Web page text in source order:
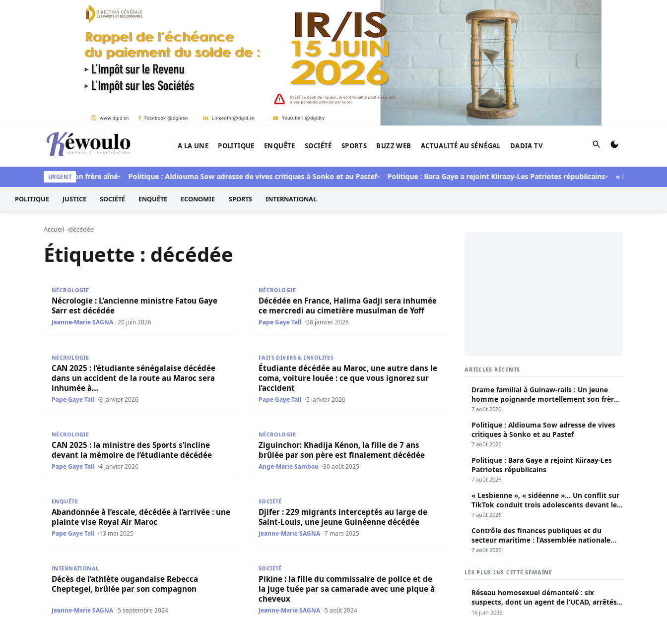
Aller au contenu
Kéwoulo, le premier site d'information et d'investigation de l'Afrique.
A LA UNE POLITIQUE ENQUÊTE SOCIÉTÉ SPORTS BUZZ WEB ACTUALITÉ AU SÉNÉGAL DADIA TV Rechercher
URGENT
mortellement son frère aîné Politique : Aldiouma Sow adresse de vives critiques à Sonko et au Pastef Politique : Bara Gaye a rejoint Kiiraay-Les Patriotes républicains « Lesbienne », «
POLITIQUE JUSTICE SOCIÉTÉ ENQUÊTE ECONOMIE SPORTS INTERNATIONAL
Accueil décédée
Étiquette : décédée
NÉCROLOGIE
Nécrologie : L’ancienne ministre Fatou Gaye
Sarr est décédée
Jeanne-Marie SAGNA 20 juin 2026
NÉCROLOGIE
Décédée en France, Halima Gadji sera inhumée
ce mercredi au cimetière musulman de Yoff
Pape Gaye Tall 28 janvier 2026
NÉCROLOGIE
CAN 2025 : l’étudiante sénégalaise décédée
dans un accident de la route au Maroc sera
inhumée à…
Pape Gaye Tall 8 janvier 2026
FAITS DIVERS & INSOLITES
Étudiante décédée au Maroc, une autre dans le
coma, voiture louée : ce que vous ignorez sur
l’accident
Pape Gaye Tall 5 janvier 2026
NÉCROLOGIE
CAN 2025 : la ministre des Sports s’incline
devant la mémoire de l’étudiante décédée
Pape Gaye Tall 4 janvier 2026
Ziguinchor: Khadija Kénon, la fille de 7 ans brûlée par son père est finalement décédée
NÉCROLOGIE
Ziguinchor: Khadija Kénon, la fille de 7 ans
brûlée par son père est finalement décédée
Ange-Marie Sambou 30 août 2025
ENQUÊTE
Abandonnée à l’escale, décédée à l’arrivée : une
plainte vise Royal Air Maroc
Pape Gaye Tall 13 mai 2025
Djifer : 229 migrants interceptés au large de Saint-Louis, une jeune Guinéenne décédée
SOCIÉTÉ
Djifer : 229 migrants interceptés au large de
Saint-Louis, une jeune Guinéenne décédée
Jeanne-Marie SAGNA 7 mars 2025
INTERNATIONAL
Décès de l’athlète ougandaise Rebecca
Cheptegei, brûlée par son compagnon
Jeanne-Marie SAGNA 5 septembre 2024
SOCIÉTÉ
Pikine : la fille du commissaire de police et de
la juge tuée par sa camarade avec une pique à
cheveux
Jeanne-Marie SAGNA 5 août 2024
ARTICLES RÉCENTS
Drame familial à Guinaw-rails : Un jeune
homme poignarde mortellement son frère
aîné
7 août 2026
Politique : Aldiouma Sow adresse de vives
critiques à Sonko et au Pastef
7 août 2026
Politique : Bara Gaye a rejoint Kiiraay-Les
Patriotes républicains
7 août 2026
« Lesbienne », « sidéenne »… Un conflit sur
TikTok conduit trois adolescents devant le
parquet
7 août 2026
Contrôle des finances publiques et du
secteur maritime : l’Assemblée nationale
convoque une session extraordinaire
7 août 2026
LES PLUS LUS CETTE SEMAINE
Réseau homosexuel démantelé : six
suspects, dont un agent de l’UCAD, arrêtés à
Keur Massar ; l’un avoue avoir propagé le
16 juin 2026